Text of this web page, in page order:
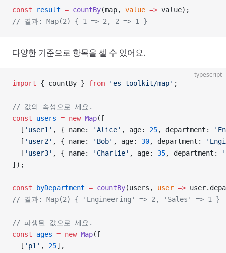
const result = countBy(map, value => value);
// 결과: Map(2) { 1 => 2, 2 => 1 }
다양한 기준으로 항목을 셀 수 있어요.
typescript
import { countBy } from 'es-toolkit/map' ;
// 값의 속성으로 세요.
const users = new Map([
  [
'user1' , { name: 'Alice' , age: 25, department:
  [
'user2' , { name: 'Bob' , age: 30, department:
  [
'user3' , { name: 'Charlie' , age: 35, department:
]);
const byDepartment = countBy(users, user =>
// 결과: Map(2) { 'Engineering' => 2, 'Sales' => 1 }
// 파생된 값으로 세요.
const ages = new Map([
  [
'p1' , 25],